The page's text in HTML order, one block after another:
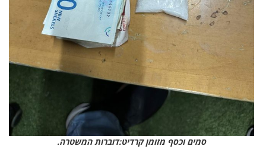
סמים וכסף מזומן קרדיט:דוברות המשטרה.